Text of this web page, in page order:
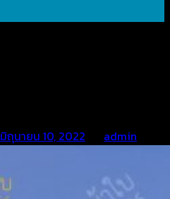
มิถุนายน 10, 2022 admin